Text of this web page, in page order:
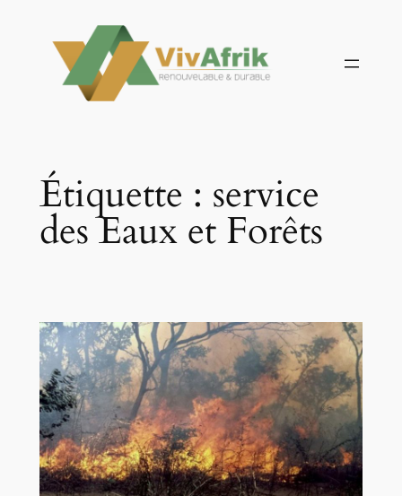
contenu
Étiquette : service
des Eaux et Forêts